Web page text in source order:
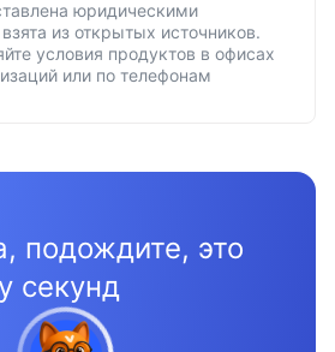
юридическими
из открытых источников.
условия продуктов в офисах
или по телефонам
подождите, это
секунд